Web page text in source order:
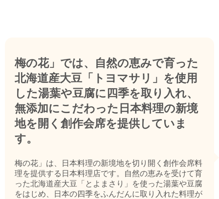
梅の花」では、自然の恵みで育った
北海道産大豆「トヨマサリ」を使用
した湯葉や豆腐に四季を取り入れ、
無添加にこだわった日本料理の新境
地を開く創作会席を提供していま
す。
梅の花」は、日本料理の新境地を切り開く創作会席料
理を提供する日本料理店です。自然の恵みを受けて育
った北海道産大豆「とよまさり」を使った湯葉や豆腐
をはじめ、日本の四季をふんだんに取り入れた料理が